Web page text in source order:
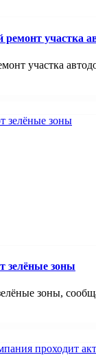
участка
участка
зелёные зоны
зоны,